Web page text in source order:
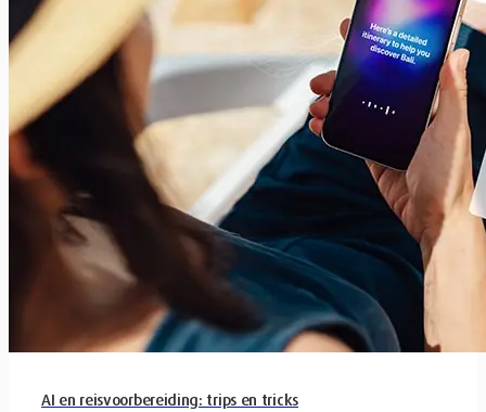
AI en reisvoorbereiding: trips en tricks